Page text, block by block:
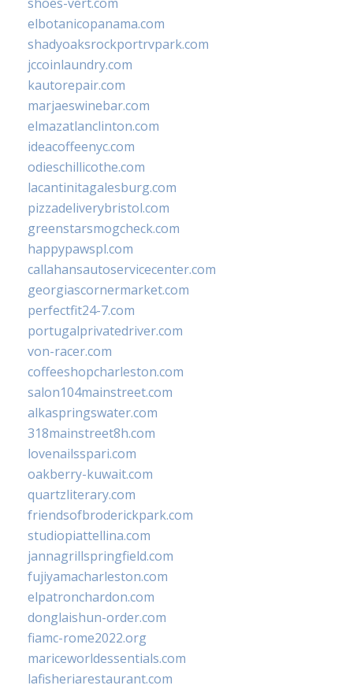
elbotanicopanama.com
shadyoaksrockportrvpark.com
jccoinlaundry.com
kautorepair.com
marjaeswinebar.com
elmazatlanclinton.com
ideacoffeenyc.com
odieschillicothe.com
lacantinitagalesburg.com
pizzadeliverybristol.com
greenstarsmogcheck.com
happypawspl.com
callahansautoservicecenter.com
georgiascornermarket.com
perfectfit24-7.com
portugalprivatedriver.com
von-racer.com
coffeeshopcharleston.com
salon104mainstreet.com
alkaspringswater.com
318mainstreet8h.com
lovenailsspari.com
oakberry-kuwait.com
quartzliterary.com
friendsofbroderickpark.com
studiopiattellina.com
jannagrillspringfield.com
fujiyamacharleston.com
elpatronchardon.com
donglaishun-order.com
fiamc-rome2022.org
mariceworldessentials.com
lafisheriarestaurant.com